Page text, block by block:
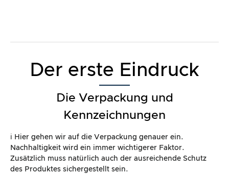
Der erste Eindruck
Die Verpackung und
Kennzeichnungen
ℹ️ Hier gehen wir auf die Verpackung genauer ein.
Nachhaltigkeit wird ein immer wichtigerer Faktor.
Zusätzlich muss natürlich auch der ausreichende Schutz
des Produktes sichergestellt sein.